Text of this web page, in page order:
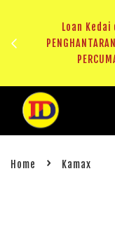
Loan
Home › Kamax